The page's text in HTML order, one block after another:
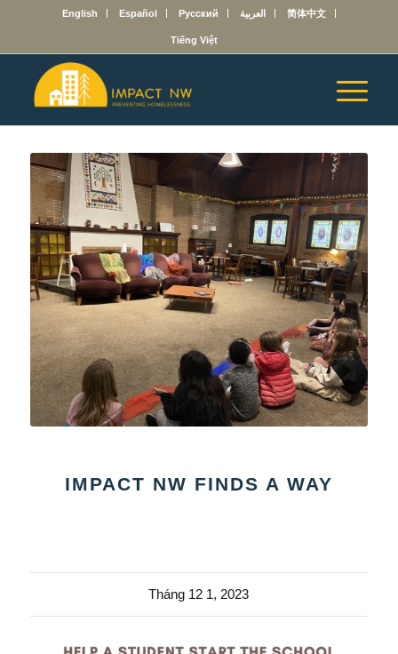
English Español Русский العربية 简体中文
Tiếng Việt
IMPACT NW FINDS A WAY
Tháng 12 1, 2023